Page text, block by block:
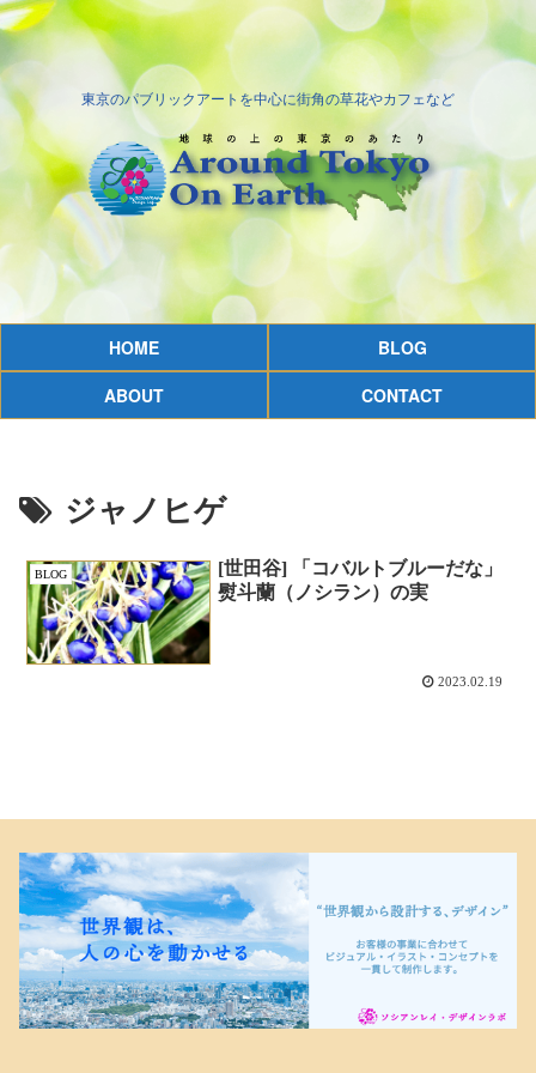
東京のパブリックアートを中心に街角の草花やカフェなど
HOME
BLOG
ABOUT
CONTACT
ジャノヒゲ
BLOG
[世田谷] 「コバルトブルーだな」
熨斗蘭（ノシラン）の実
2023.02.19